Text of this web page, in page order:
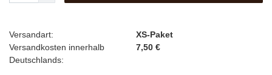
Versandart:
XS-Paket
Versandkosten innerhalb
Deutschlands:
7,50 €